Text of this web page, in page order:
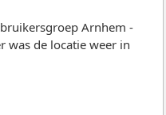
Arnhem -
was de locatie weer in